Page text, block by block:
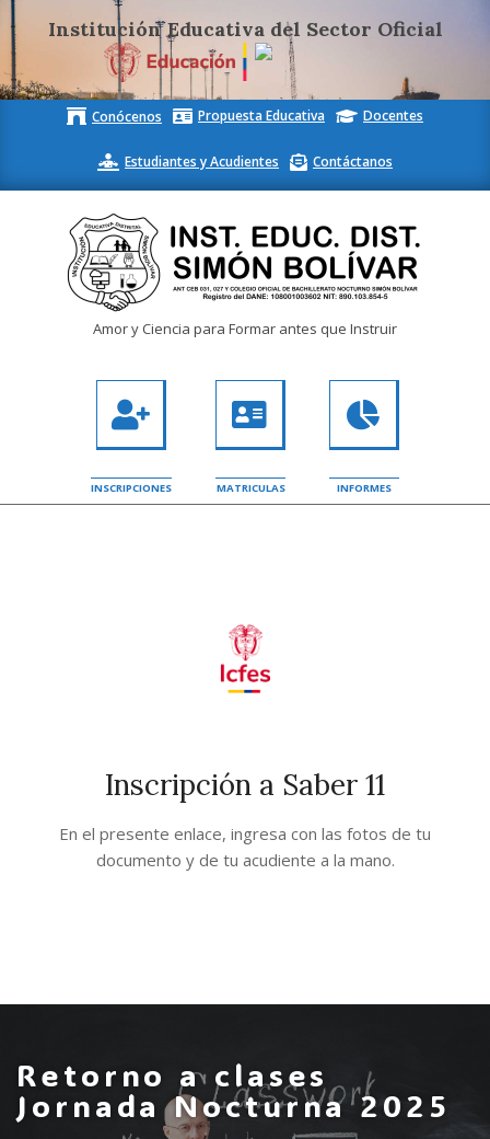
Institución Educativa del Sector Oficial
Conócenos Propuesta Educativa Docentes
Estudiantes y Acudientes Contáctanos
Bolívar
Amor y Ciencia para Formar antes que Instruir
INSCRIPCIONES MATRICULAS INFORMES
Inscripción a Saber 11
En el presente enlace, ingresa con las fotos de tu
documento y de tu acudiente a la mano.
Retorno a clases
Jornada Nocturna 2025